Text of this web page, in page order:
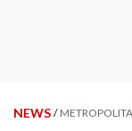
NEWS /